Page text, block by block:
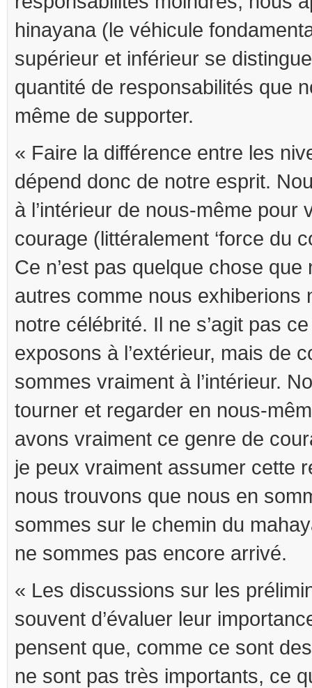
hinayana (le véhicule
supérieur et inférieur se
quantité de responsabilités que
même de supporter.
« Faire la différence entre les
dépend donc de notre esprit.
à l’intérieur de nous-même pour
courage (littéralement ‘force du
Ce n’est pas quelque chose
autres comme nous exhiberions
notre célébrité. Il ne s’agit pas
exposons à l’extérieur, mais de
sommes vraiment à l’intérieur.
tourner et regarder en nous-
avons vraiment ce genre de
je peux vraiment assumer cette
nous trouvons que nous en
sommes sur le chemin du
ne sommes pas encore arrivé.
« Les discussions sur les
souvent d’évaluer leur
pensent que, comme ce sont
ne sont pas très importants, ce